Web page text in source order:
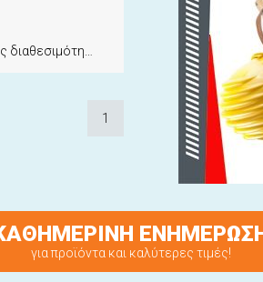
διαθεσιμότητα
1
για προϊόντα και καλύτερες τιμές!